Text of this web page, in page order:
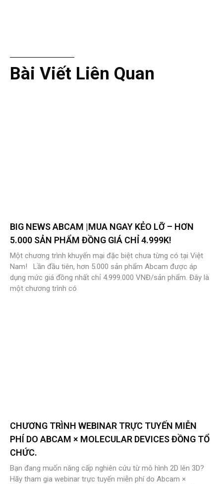
Bài Viết Liên Quan
BIG NEWS ABCAM |MUA NGAY KẺO LỠ – HƠN
5.000 SẢN PHẨM ĐỒNG GIÁ CHỈ 4.999K!
Một chương trình khuyến mại đặc biệt chưa từng có tại Việt
Nam! Lần đầu tiên, hơn 5.000 sản phẩm Abcam được áp
dụng mức giá đồng nhất chỉ 4.999.000 VNĐ/sản phẩm. Đây là
một chương trình có
CHƯƠNG TRÌNH WEBINAR TRỰC TUYẾN MIỄN
PHÍ DO ABCAM × MOLECULAR DEVICES ĐỒNG TỔ
CHỨC.
Bạn đang muốn nâng cấp nghiên cứu từ mô hình 2D lên 3D?
Hãy tham gia webinar trực tuyến miễn phí do Abcam ×